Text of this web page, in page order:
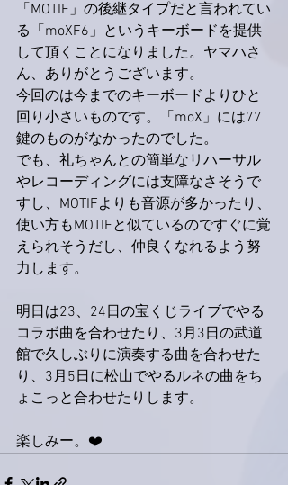
「MOTIF」の後継タイプだと言われてい
る「moXF6」というキーボードを提供
して頂くことになりました。ヤマハさ
ん、ありがとうございます。
今回のは今までのキーボードよりひと
回り小さいものです。「moX」には77
鍵のものがなかったのでした。
でも、礼ちゃんとの簡単なリハーサル
やレコーディングには支障なさそうで
すし、MOTIFよりも音源が多かったり、
使い方もMOTIFと似ているのですぐに覚
えられそうだし、仲良くなれるよう努
力します。
明日は23、24日の宝くじライブでやる
コラボ曲を合わせたり、3月3日の武道
館で久しぶりに演奏する曲を合わせた
り、3月5日に松山でやるルネの曲をち
ょこっと合わせたりします。
楽しみー。❤️